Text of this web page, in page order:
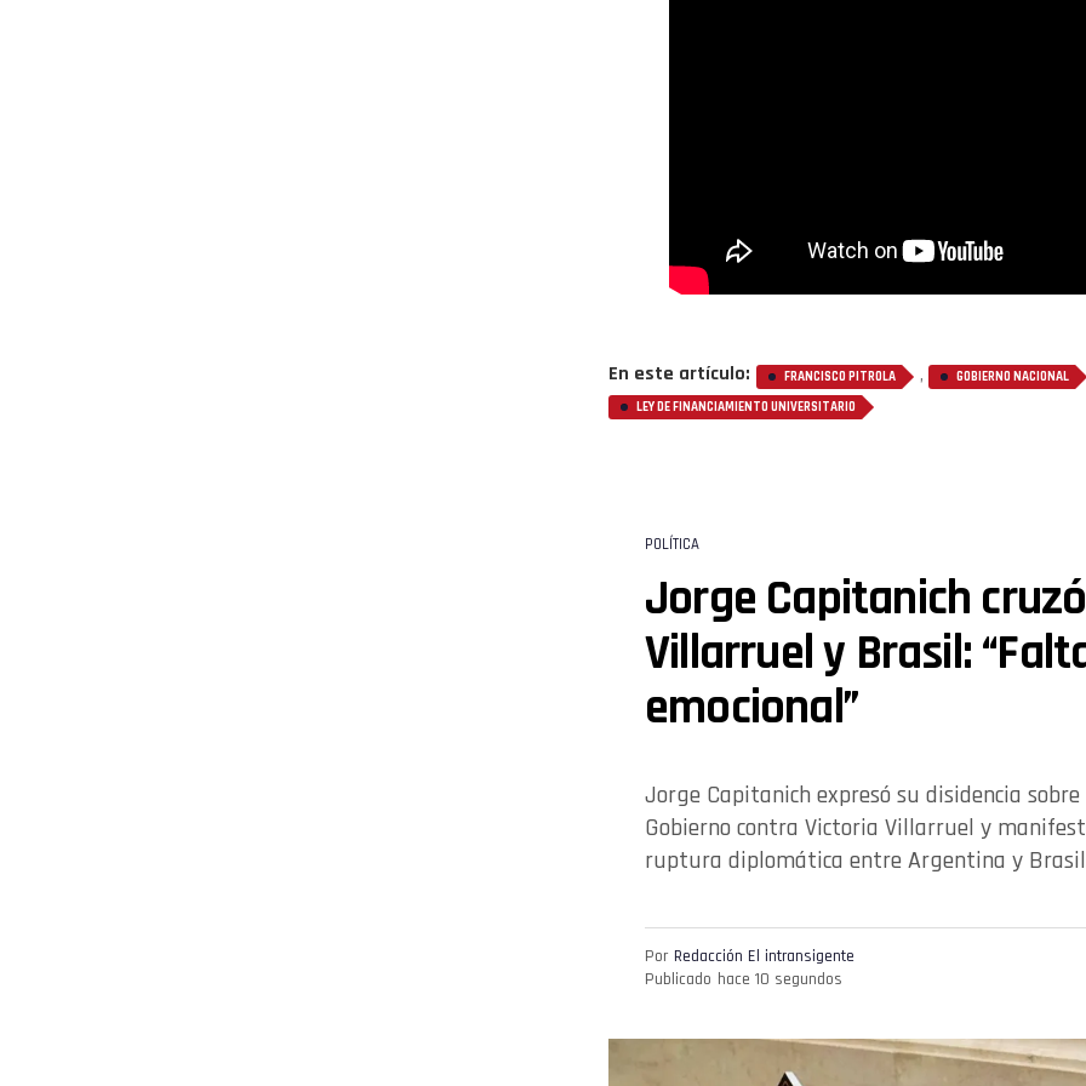
En este artículo: FRANCISCO PITROLA , GOBIERNO NACIONAL
LEY DE FINANCIAMIENTO UNIVERSITARIO
POLÍTICA
Jorge Capitanich
Villarruel y Brasil:
emocional”
Jorge Capitanich expresó su disidencia
Gobierno contra Victoria Villarruel y
ruptura diplomática entre Argentina y
Por Redacción El intransigente
Publicado hace 10 segundos